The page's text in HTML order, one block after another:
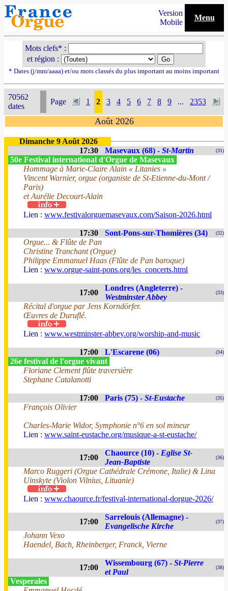
Version
Mobile
Menu
Mots clefs* :
et région :
* Dates (j/mm/aaaa) et/ou mots classés du plus important au moins important
70562
dates
Page 1 2 3 4 5 6 7 8 9 ... 2353
Août 2026
Dimanche 9 Août 2026
17:30
Masevaux (68) - St-Martin (31)
50e Festival international d'Orgue de Masevaux
Hommage à Marie-Claire Alain « Litanies »
Vincent Warnier, orgue (organiste de St-Etienne-du-Mont /
Paris)
et Aurélie Decourt-Alain
Lien : www.festivalorguemasevaux.com/Saison-2026.html
17:30 Sont-Pons-sur-Thomières (34) (32)
Orgue... & Flûte de Pan
Christine Tranchant (Orgue)
Philippe Emmanuel Haas (Flûte de Pan baroque)
Lien : www.orgue-saint-pons.org/les_concerts.html
17:00
Londres (Angleterre) -
Westminster Abbey
(33)
Récital d'orgue par Jens Korndörfer.
Œuvres de Duruflé.
Lien : www.westminster-abbey.org/worship-and-music
17:00 L'Escarene (06) (34)
26e festival de l'orgue vivant
Floriane Clement flûte traversière
Stephane Catalanotti
17:00 Paris (75) - St-Eustache (35)
François Olivier
Charles-Marie Widor, Symphonie n°6 en sol mineur
Lien : www.saint-eustache.org/musique-a-st-eustache/
17:00
Chaource (10) - Eglise St-
Jean-Baptiste
(36)
Marco Ruggeri (Orgue Cathédrale Crémone, Italie) & Lina
Uinskyte (Violon Vilnius, Lituanie)
Lien : www.chaource.fr/festival-international-dorgue-2026/
17:00
Sarrelouis (Allemagne) -
Evangelische Kirche
(37)
Johann Vexo
Haendel, Bach, Rheinberger, Franck, Vierne
17:00
Wissembourg (67) - St-Pierre
et Paul
(38)
Vesperales